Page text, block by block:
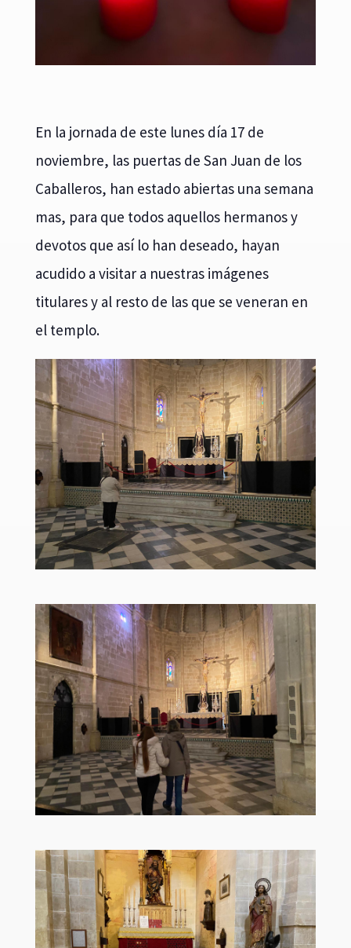
En la jornada de este lunes día 17 de
noviembre, las puertas de San Juan de los
Caballeros, han estado abiertas una semana
mas, para que todos aquellos hermanos y
devotos que así lo han deseado, hayan
acudido a visitar a nuestras imágenes
titulares y al resto de las que se veneran en
el templo.